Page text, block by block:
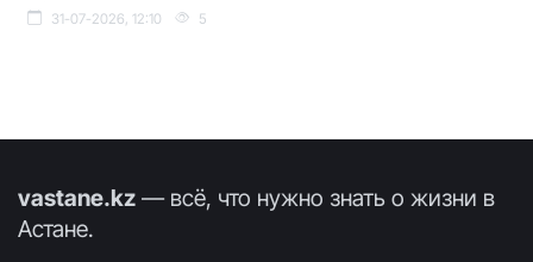
31-07-2026, 12:10 5
vastane.kz — всё, что нужно знать о жизни в
Астане.